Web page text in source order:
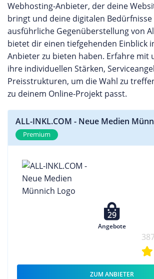
Webhosting-Anbieter, der deine
bringt und deine digitalen
ausführliche Gegenüberstellung von
bietet dir einen tiefgehenden Einblick
Anbieter zu bieten haben. Erfahre mit
ihre individuellen Stärken,
Preisstrukturen, um die Wahl zu
zu deinem Online-Projekt passt.
ALL-INKL.COM - Neue Medien
Premium
29
Angebote
ZUM ANBIETER